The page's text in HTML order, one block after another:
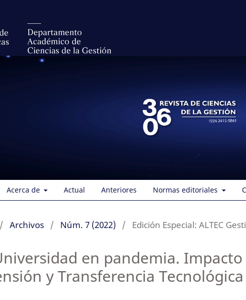
Acerca de Actual Anteriores Normas editoriales
/ Archivos / Núm. 7 (2022) / Edición Especial: ALTEC
en pandemia. Impacto
y Transferencia Tecnológica